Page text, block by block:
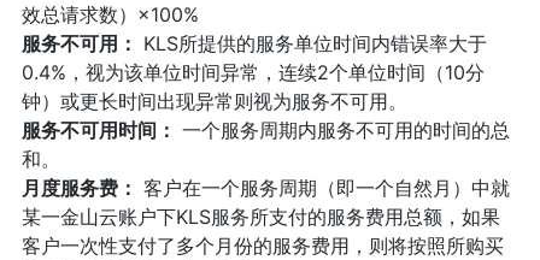
效总请求数）×100%
服务不可用： KLS所提供的服务单位时间内错误率大于
0.4%，视为该单位时间异常，连续2个单位时间（10分
钟）或更长时间出现异常则视为服务不可用。
服务不可用时间： 一个服务周期内服务不可用的时间的总
和。
月度服务费： 客户在一个服务周期（即一个自然月）中就
某一金山云账户下KLS服务所支付的服务费用总额，如果
客户一次性支付了多个月份的服务费用，则将按照所购买